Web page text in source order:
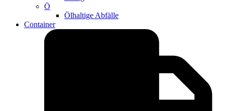
Ö
Ölhaltige Abfälle
Container